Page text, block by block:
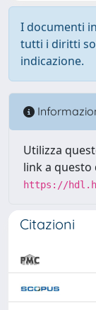
I documenti
tutti i diritti
indicazione.
Utilizza
link a
https://
Citazioni